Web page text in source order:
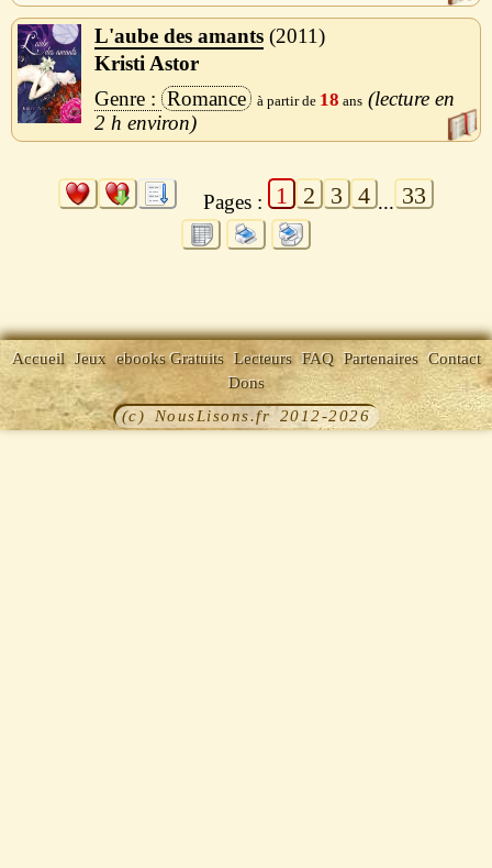
L'aube des amants 2011
Kristi Astor
Romance
18
2 h
Pages : 1 2 3 4 ... 33
Accueil Jeux ebooks Gratuits Lecteurs FAQ Partenaires Contact
Dons
(c) NousLisons.fr 2012-2026